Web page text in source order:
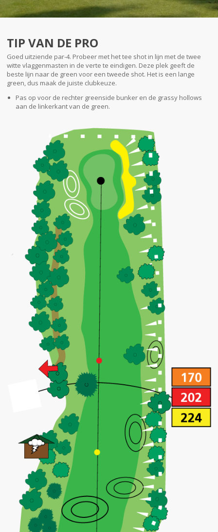
TIP VAN DE PRO
Goed uitziende par-4. Probeer met het tee shot in lijn met de twee
witte vlaggenmasten in de verte te eindigen. Deze plek geeft de
beste lijn naar de green voor een tweede shot. Het is een lange
green, dus maak de juiste clubkeuze.
Pas op voor de rechter greenside bunker en de grassy hollows
aan de linkerkant van de green.